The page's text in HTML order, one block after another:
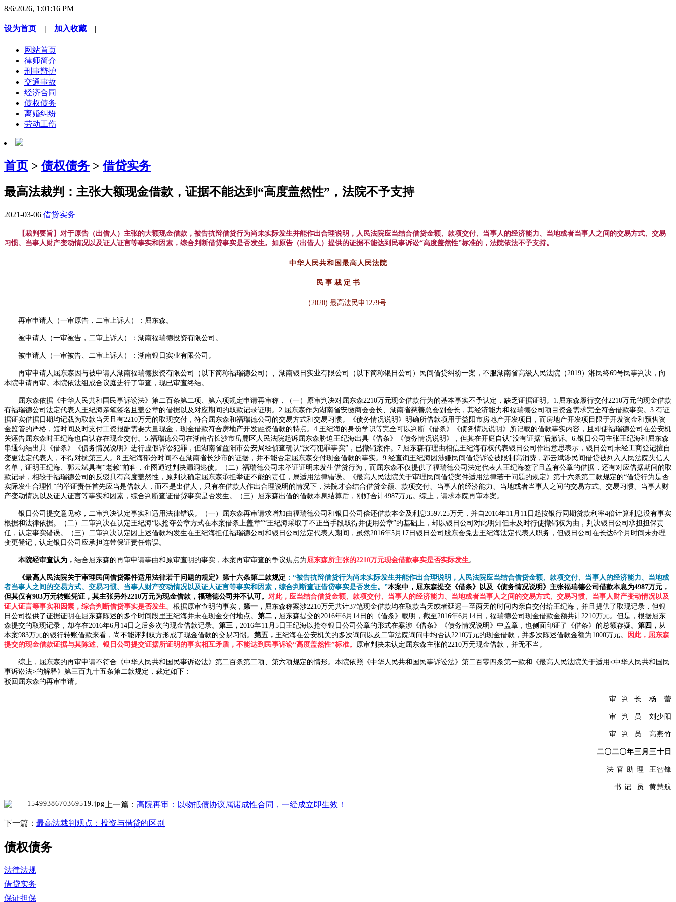
8/6/2026, 1:01:16 PM
设为首页 | 加入收藏 |
网站首页
律师简介
刑事辩护
交通事故
经济合同
债权债务
离婚纠纷
劳动工伤
首页 >债权债务 >借贷实务
最高法裁判：主张大额现金借款，证据不能达到“高度盖然性”，法院不予支持
2021-03-06 借贷实务
【裁判要旨】对于原告（出借人）主张的大额现金借款，被告抗辩借贷行为尚未实际发生并能作出合理说明，人民法院应当结合借贷金额、款项交付、当事人的经济能力、当地或者当事人之间的交易方式、交易
习惯、当事人财产变动情况以及证人证言等事实和因素，综合判断借贷事实是否发生。如原告（出借人）提供的证据不能达到民事诉讼“高度盖然性”标准的，法院依法不予支持。
中华人民共和国最高人民法院
民 事 裁 定 书
（2020) 最高法民申 1279号
再审申请人（一审原告，二审上诉人）：屈东森。
被申请人（一审被告，二审上诉人）：湖南福瑞德投资有限公司。
被申请人（一审被告、二审上诉人）：湖南银日实业有限公司。
再审申请人屈东森因与被申请人湖南福瑞德投资有限公司（以下简称福瑞德公司）、湖南银日实业有限公司（以下简称银日公司）民间借贷纠纷一案，不服湖南省高级人民法院（2019）湘民终69号民事判决，向
本院申请再审。本院依法组成合议庭进行了审查，现已审查终结。
屈东森依据《中华人民共和国民事诉讼法》第二百条第二项、第六项规定申请再审称，（一）原审判决对屈东森2210万元现金借款行为的基本事实不予认定，缺乏证据证明。1.屈东森履行交付2210万元的现金借款
有福瑞德公司法定代表人王纪海亲笔签名且盖公章的借据以及对应期间的取款记录证明。2.屈东森作为湖南省安徽商会会长、湖南省慈善总会副会长，其经济能力和福瑞德公司项目资金需求完全符合借款事实。3.有证
据证实借据日期均记载为取款当天且有2210万元的取现交付，符合屈东森和福瑞德公司的交易方式和交易习惯。《债务情况说明》明确所借款项用于益阳市房地产开发项目，而房地产开发项目限于开发资金和预售资
金监管的严格，短时间及时支付工资报酬需要大量现金，现金借款符合房地产开发融资借款的特点。4.王纪海的身份学识等完全可以判断《借条》《债务情况说明》所记载的借款事实内容，且即使福瑞德公司在公安机
关诬告屈东森时王纪海也自认存在现金交付。5.福瑞德公司在湖南省长沙市岳麓区人民法院起诉屈东森胁迫王纪海出具《借条》《债务情况说明》，但其在开庭自认“没有证据”后撤诉。6.银日公司主张王纪海和屈东森
串通勾结出具《借条》《债务情况说明》进行虚假诉讼犯罪，但湖南省益阳市公安局经侦查确认“没有犯罪事实”，已撤销案件。7.屈东森有理由相信王纪海有权代表银日公司作出意思表示，银日公司未经工商登记擅自
变更法定代表人，不得对抗第三人。8.王纪海部分时间不在湖南省长沙市的证据，并不能否定屈东森交付现金借款的事实。9.经查询王纪海因涉嫌民间借贷诉讼被限制高消费，郭云斌涉民间借贷被列入人民法院失信人
名单，证明王纪海、郭云斌具有“老赖”前科，企图通过判决漏洞逃债。（二）福瑞德公司未举证证明未发生借贷行为，而屈东森不仅提供了福瑞德公司法定代表人王纪海签字且盖有公章的借据，还有对应借据期间的取
款记录，相较于福瑞德公司的反驳具有高度盖然性，原判决确定屈东森承担举证不能的责任，属适用法律错误。《最高人民法院关于审理民间借贷案件适用法律若干问题的规定》第十六条第二款规定的“借贷行为是否
实际发生合理性”的举证责任首先应当是借款人，而不是出借人，只有在借款人作出合理说明的情况下，法院才会结合借贷金额、款项交付、当事人的经济能力、当地或者当事人之间的交易方式、交易习惯、当事人财
产变动情况以及证人证言等事实和因素，综合判断查证借贷事实是否发生。（三）屈东森出借的借款本息结算后，刚好合计4987万元。综上，请求本院再审本案。
银日公司提交意见称，二审判决认定事实和适用法律错误。（一）屈东森再审请求增加由福瑞德公司和银日公司偿还借款本金及利息3597.25万元，并自2016年11月11日起按银行同期贷款利率4倍计算利息没有事实
根据和法律依据。（二）二审判决在认定王纪海“以抢夺公章方式在本案借条上盖章”“王纪海采取了不正当手段取得并使用公章”的基础上，却以银日公司对此明知但未及时行使撤销权为由，判决银日公司承担担保责
任，认定事实错误。（三）二审判决认定因上述借款均发生在王纪海担任福瑞德公司和银日公司法定代表人期间，虽然2016年5月17日银日公司股东会免去王纪海法定代表人职务，但银日公司在长达6个月时间未办理
变更登记，认定银日公司应承担连带保证责任错误。
本院经审查认为， 结合屈东森的再审申请事由和原审查明的事实，本案再审审查的争议焦点为屈东森所主张的2210万元现金借款事实是否实际发生。
《最高人民法院关于审理民间借贷案件适用法律若干问题的规定》第十六条第二款规定 ： “被告抗辩借贷行为尚未实际发生并能作出合理说明，人民法院应当结合借贷金额、款项交付、当事人的经济能力、当地或
者当事人之间的交易方式、交易习惯、当事人财产变动情况以及证人证言等事实和因素，综合判断查证借贷事实是否发生。”本案中，屈东森提交《借条》以及《债务情况说明》主张福瑞德公司借款本息为4987万元，
但其仅有983万元转账凭证，其主张另外2210万元为现金借款，福瑞德公司并不认可。 对此，应当结合借贷金额、款项交付、当事人的经济能力、当地或者当事人之间的交易方式、交易习惯、当事人财产变动情况以及
证人证言等事实和因素，综合判断借贷事实是否发生。 根据原审查明的事实， 第一， 屈东森称案涉2210万元共计37笔现金借款均在取款当天或者延迟一至两天的时间内亲自交付给王纪海，并且提供了取现记录，但银
日公司提供了证据证明在屈东森陈述的多个时间段里王纪海并未在现金交付地点。 第二， 屈东森提交的2016年6月14日的《借条》载明，截至2016年6月14日，福瑞德公司现金借款金额共计2210万元。但是，根据屈东
森提交的取现记录，却存在2016年6月14日之后多次的现金借款记录。 第三， 2016年11月5日王纪海以抢夺银日公司公章的形式在案涉《借条》《债务情况说明》中盖章，也侧面印证了《借条》的总额存疑。 第四， 从
本案983万元的银行转账借款来看，尚不能评判双方形成了现金借款的交易习惯。 第五， 王纪海在公安机关的多次询问以及二审法院询问中均否认2210万元的现金借款，并多次陈述借款金额为1000万元。
因此，屈东森
提交的现金借款证据与其陈述、银日公司提交证据所证明的事实相互矛盾，不能达到民事诉讼“高度盖然性”标准。 原审判决未认定屈东森主张的2210万元现金借款，并无不当。
综上，屈东森的再审申请不符合《中华人民共和国民事诉讼法》第二百条第二项、第六项规定的情形。本院依照《中华人民共和国民事诉讼法》第二百零四条第一款和《最高人民法院关于适用<中华人民共和国民
事诉讼法>的解释》第三百九十五条第二款规定，裁定如下：
驳回屈东森的再审申请。
审 判 长 杨 蕾
审 判 员 刘少阳
审 判 员 高燕竹
二〇二〇年三月三十日
法 官 助 理 王智锋
书 记 员 黄慧航
上一篇： 高院再审：以物抵债协议属诺成性合同，一经成立即生效！
下一篇： 最高法裁判观点：投资与借贷的区别
债权债务
法律法规
借贷实务
保证担保